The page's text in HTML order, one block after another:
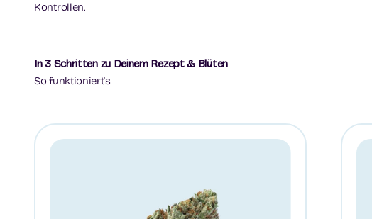
Kontrollen.
In 3 Schritten zu Deinem Rezept & Blüten
So funktioniert's